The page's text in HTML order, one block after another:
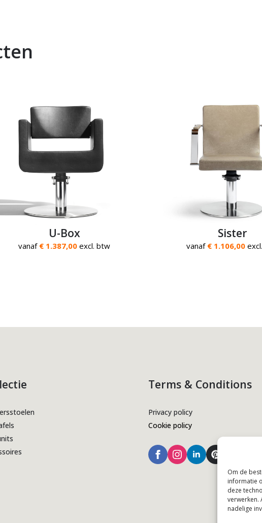
Om de
informatie
deze
verwerken.
nadelige
U-Box
vanaf € 1.387,00 excl. btw
Sister
vanaf € 1.106,00
Terms & Conditions
Privacy policy
Cookie policy